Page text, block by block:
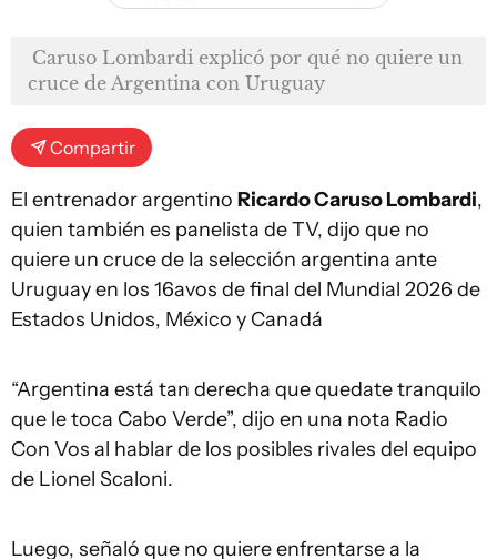
Caruso Lombardi explicó por qué no quiere un
cruce de Argentina con Uruguay
Compartir
El entrenador argentino Ricardo Caruso Lombardi,
quien también es panelista de TV, dijo que no
quiere un cruce de la selección argentina ante
Uruguay en los 16avos de final del Mundial 2026 de
Estados Unidos, México y Canadá
“Argentina está tan derecha que quedate tranquilo
que le toca Cabo Verde”, dijo en una nota Radio
Con Vos al hablar de los posibles rivales del equipo
de Lionel Scaloni.
Luego, señaló que no quiere enfrentarse a la